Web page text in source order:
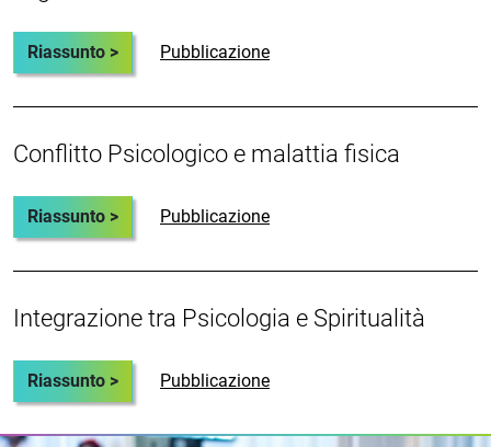
Riassunto > Pubblicazione
Conflitto Psicologico e malattia fisica
Riassunto > Pubblicazione
Integrazione tra Psicologia e Spiritualità
Riassunto > Pubblicazione